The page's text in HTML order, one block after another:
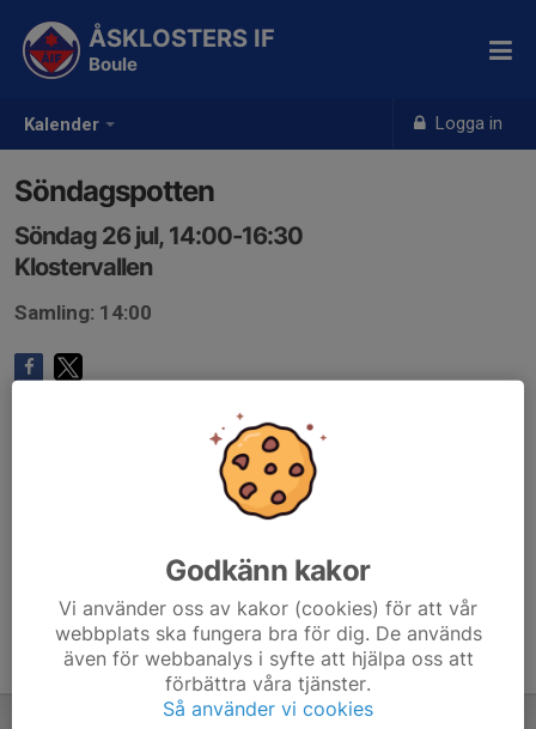
Kalender Logga in
ÅSKLOSTERS IF
Boule
Söndagspotten
Söndag 26 jul, 14:00-16:30
Klostervallen
Samling: 14:00
Godkänn kakor
Vi använder oss av kakor (cookies) för att vår
webbplats ska fungera bra för dig. De används
även för webbanalys i syfte att hjälpa oss att
förbättra våra tjänster.
Så använder vi cookies